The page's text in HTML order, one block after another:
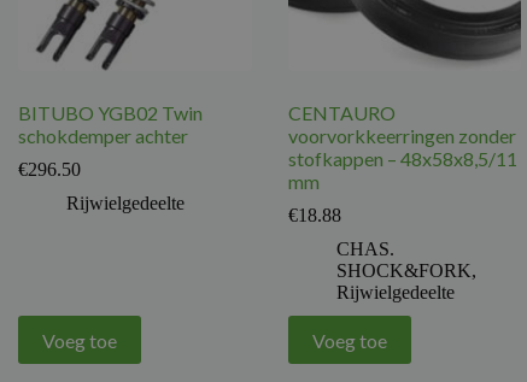
BITUBO YGB02 Twin
schokdemper achter
€296.50
Rijwielgedeelte
Voeg toe
CENTAURO
voorvorkkeerringen zonder
stofkappen – 48x58x8,5/11
mm
€18.88
CHAS.
SHOCK&FORK,
Rijwielgedeelte
Voeg toe